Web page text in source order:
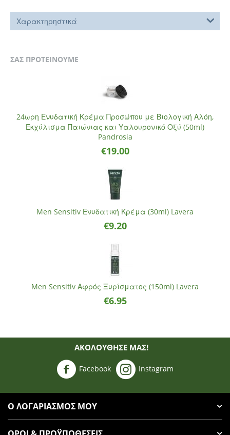
Χαρακτηρηστικά
ΣΑΣ ΠΡΟΤΕΙΝΟΥΜΕ
24ωρη Ενυδατική Κρέμα Προσώπου με Βιολογική Αλόη,
Εκχύλισμα Παιώνιας και Υαλουρονικό Οξύ (50ml)
Pandrosia
€19.00
Men Sensitiv Ενυδατική Κρέμα (30ml) Lavera
€9.20
Men Sensitiv Αφρός Ξυρίσματος (150ml) Lavera
€6.95
ΑΚΟΛΟΥΘΗΣΈ ΜΑΣ!
Facebook Instagram
Ο ΛΟΓΑΡΙΑΣΜΌΣ ΜΟΥ